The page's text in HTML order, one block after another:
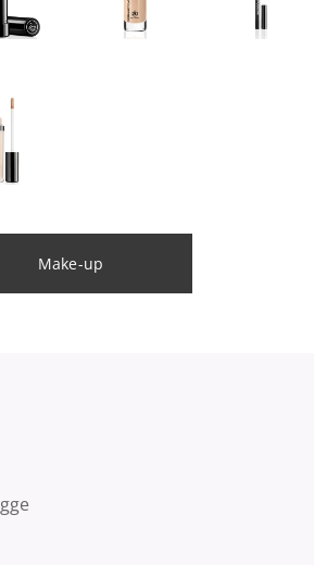
Make-up